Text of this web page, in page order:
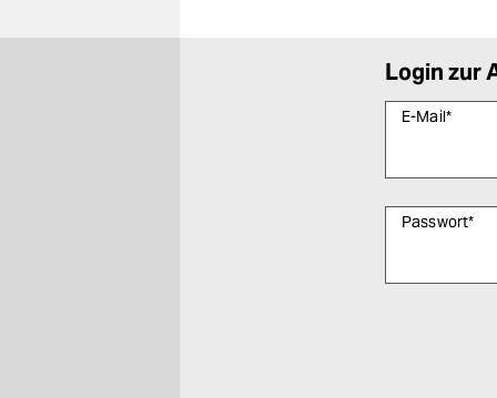
Login zur
E-Mail*
Passwort*